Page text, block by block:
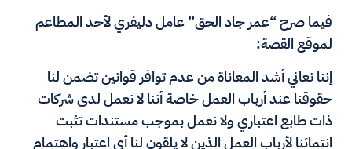
فيما صرح “عمر جاد الحق” عامل دليفري لأحد المطاعم
لموقع القصة:
إننا نعاني أشد المعاناة من عدم توافر قوانين تضمن لنا
حقوقنا عند أرباب العمل خاصة أننا لا نعمل لدى شركات
ذات طابع اعتباري ولا نعمل بموجب مستندات تثبت
انتمائنا لأرباب العمل الذين لا يلقون لنا أي اعتبار واهتمام